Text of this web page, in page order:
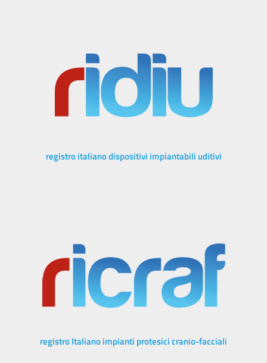
registro italiano dispositivi impiantabili uditivi
registro Italiano impianti protesici cranio-facciali